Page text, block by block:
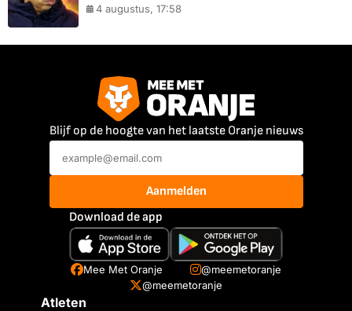
4 augustus, 17:58
Blijf op de hoogte van het laatste Oranje nieuws
Aanmelden
Download de app
Mee Met Oranje
@meemetoranje
@meemetoranje
Atleten